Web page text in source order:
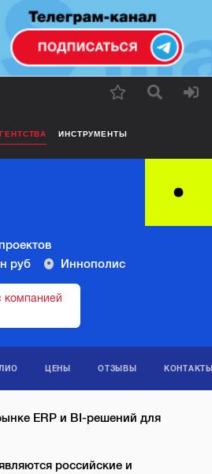
ИНСТРУМЕНТЫ
руб
Иннополис
компанией
ЦЕНЫ ОТЗЫВЫ
ERP и BI-решений для
российские и